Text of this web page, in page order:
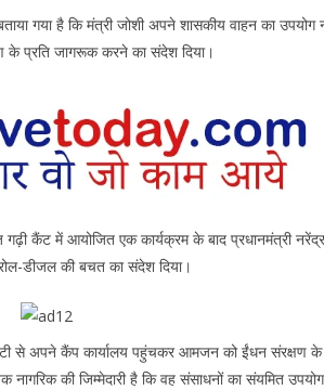
गया है कि मंत्री जोशी अपने शासकीय वाहन का उपयोग
प्रति जागरूक करने का संदेश दिया।
कैंट में आयोजित एक कार्यक्रम के बाद प्रधानमंत्री
डीजल की बचत का संदेश दिया।
से अपने कैंप कार्यालय पहुंचकर आमजन को ईंधन संरक्षण
नागरिक की जिम्मेदारी है कि वह संसाधनों का संयमित